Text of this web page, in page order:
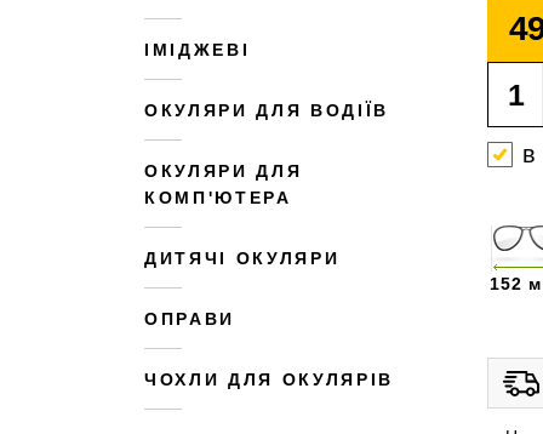
ІМІДЖЕВІ
ОКУЛЯРИ ДЛЯ ВОДІЇВ
ОКУЛЯРИ ДЛЯ
КОМП'ЮТЕРА
ДИТЯЧІ ОКУЛЯРИ
ОПРАВИ
ЧОХЛИ ДЛЯ ОКУЛЯРІВ
в
152